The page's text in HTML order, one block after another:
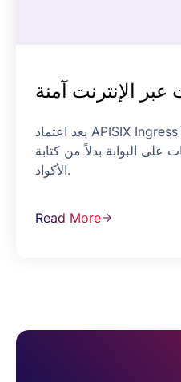
الإنترنت آمنة
بعد اعتماد APISIX Ingress Controller، أصبح من الأسهل
على البوابة بدلاً من كتابة
الأكواد.
Read More